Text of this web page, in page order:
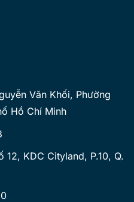
Văn Khối, Phường
Hồ Chí Minh
12, KDC Cityland, P.10, Q.